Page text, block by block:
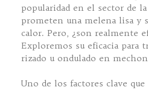
popularidad en el sector de la
prometen una melena lisa y
calor. Pero, ¿son realmente
Exploremos su eficacia para
rizado u ondulado en
Uno de los factores clave